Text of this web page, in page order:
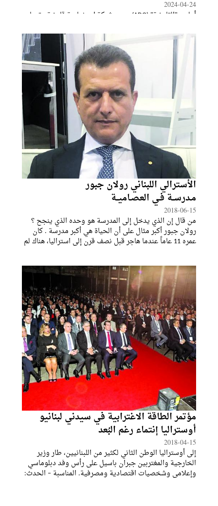
2024-04-24
أعلنت "القابضة" (ADQ)، وهي شركة استثمارية قابضة مقرها
المستقلة والرائدة في استثمار وتطوير وإدارة مشاريع البنى
التحتية وفق نموذج التعاون بين القطاعين العام والخاص،
توقيع اتفاقية شراكة تهدف إلى
الأسترالي اللبناني رولان جبور
مـدرســة فـي العصـاميــة
2018-06-15
من قال إن الذي يدخل إلى المدرسة هو وحده الذي ينجح ؟
رولان جبور أكبر مثال على أن الحياة هي أكبر مدرسة . كان
عمره 11 عاماً عندما هاجر قبل نصف قرن إلى استراليا، هناك لم
مؤتمر الطاقة الاغترابية في سيدني لبنانيو
أوستراليا إنتماء رغم البُعد
2018-04-15
إلى أوستراليا الوطن الثاني لكثير من اللبنانيين، طار وزير
الخارجية والمغتربين جبران باسيل على رأس وفد دبلوماسي
وإعلامي وشخصيات اقتصادية ومصرفية. المناسبة – الحدث: